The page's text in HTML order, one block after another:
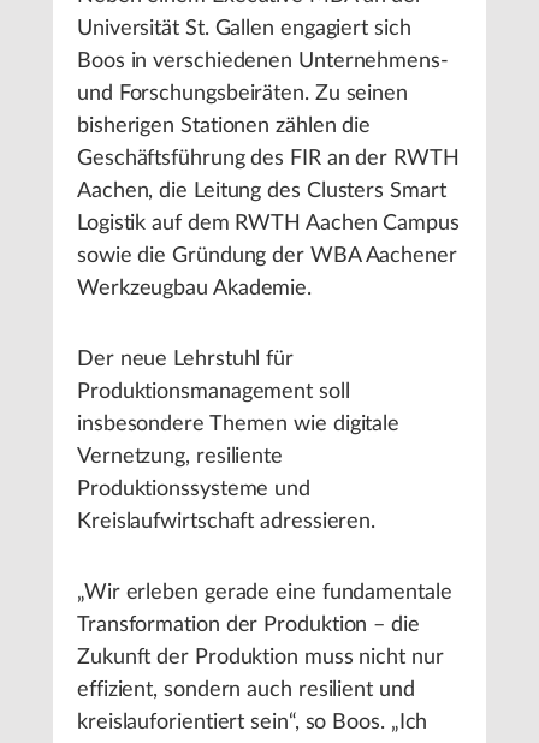
Universität St. Gallen engagiert sich
Boos in verschiedenen Unternehmens-
und Forschungsbeiräten. Zu seinen
bisherigen Stationen zählen die
Geschäftsführung des FIR an der RWTH
Aachen, die Leitung des Clusters Smart
Logistik auf dem RWTH Aachen Campus
sowie die Gründung der WBA Aachener
Werkzeugbau Akademie.
Der neue Lehrstuhl für
Produktionsmanagement soll
insbesondere Themen wie digitale
Vernetzung, resiliente
Produktionssysteme und
Kreislaufwirtschaft adressieren.
„Wir erleben gerade eine fundamentale
Transformation der Produktion – die
Zukunft der Produktion muss nicht nur
effizient, sondern auch resilient und
kreislauforientiert sein“, so Boos. „Ich